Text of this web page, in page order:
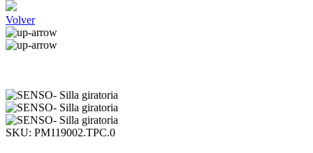
Volver
SKU: PM119002.TPC.0